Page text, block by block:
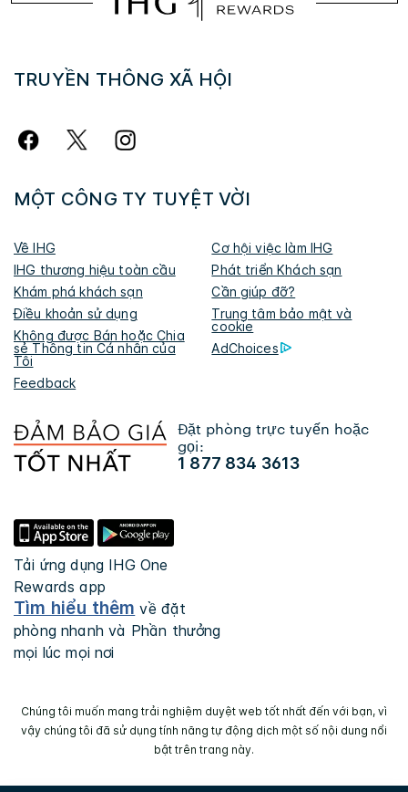
TRUYỀN THÔNG XÃ HỘI
MỘT CÔNG TY TUYỆT VỜI
Về IHG
Cơ hội việc làm IHG
IHG thương hiệu toàn cầu
Phát triển Khách sạn
Khám phá khách sạn
Cần giúp đỡ?
Điều khoản sử dụng
Trung tâm bảo mật và
cookie
​Không được Bán hoặc Chia
sẻ Thông tin Cá nhân của
Tôi​
AdChoices
Feedback
Đặt phòng trực tuyến hoặc
gọi:
1 877 834 3613
Tải ứng dụng IHG One
Rewards app
Tìm hiểu thêm về đặt
phòng nhanh và Phần thưởng
mọi lúc mọi nơi
Chúng tôi muốn mang trải nghiệm duyệt web tốt nhất đến với bạn, vì
vậy chúng tôi đã sử dụng tính năng tự động dịch một số nội dung nổi
bật trên trang này.